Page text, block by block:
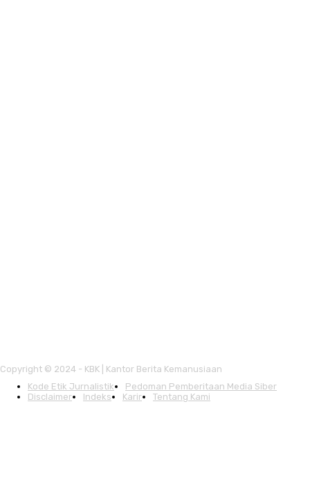
Copyright © 2024 - KBK | Kantor Berita Kemanusiaan
Kode Etik Jurnalistik
Pedoman Pemberitaan Media Siber
Disclaimer
Indeks Karir Tentang Kami